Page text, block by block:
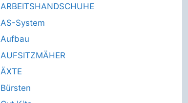
ARBEITSHANDSCHUHE
AS-System
Aufbau
AUFSITZMÄHER
ÄXTE
Bürsten